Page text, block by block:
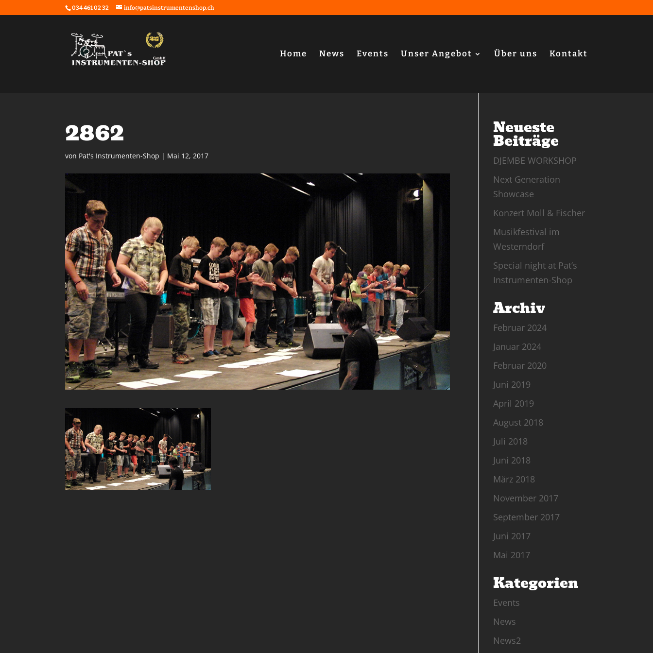
034 461 02 32 info@patsinstrumentenshop.ch
Home News Events Unser Angebot Über uns Kontakt
2862
von Pat's Instrumenten-Shop | Mai 12, 2017
Neueste
Beiträge
DJEMBE WORKSHOP
Next Generation
Showcase
Konzert Moll & Fischer
Musikfestival im
Westerndorf
Special night at Pat’s
Instrumenten-Shop
Archiv
Februar 2024
Januar 2024
Februar 2020
Juni 2019
April 2019
August 2018
Juli 2018
Juni 2018
März 2018
November 2017
September 2017
Juni 2017
Mai 2017
Kategorien
Events
News
News2